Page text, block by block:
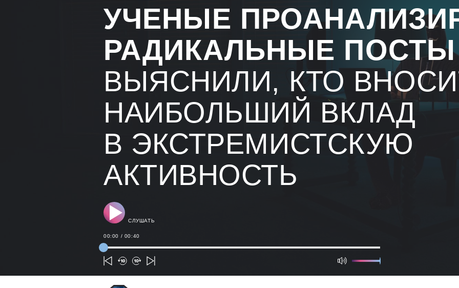
УЧЕНЫЕ
РАДИКАЛЬНЫЕ ПОСТЫ
ВЫЯСНИЛИ, КТО
НАИБОЛЬШИЙ ВКЛАД
В ЭКСТРЕМИСТСКУЮ
АКТИВНОСТЬ
СЛУШАТЬ
00:00 / 00:40